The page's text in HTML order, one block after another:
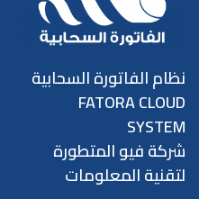
نظام الفاتورة السحابية
FATORA CLOUD
SYSTEM
شركة فيو المتطورة
لتقنية المعلومات